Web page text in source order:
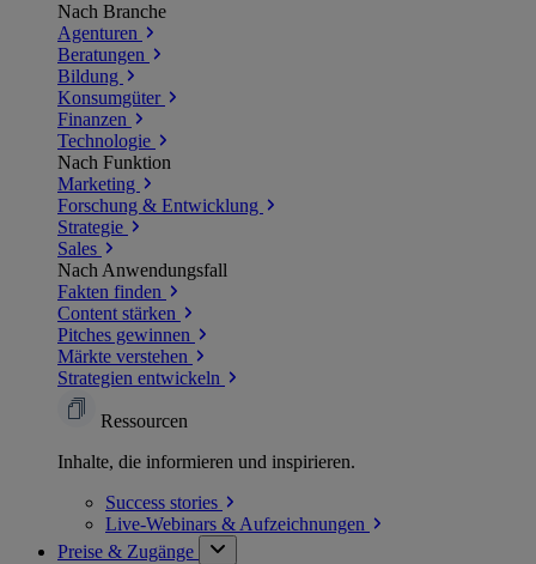
Nach Branche
Agenturen
Beratungen
Bildung
Konsumgüter
Finanzen
Technologie
Nach Funktion
Marketing
Forschung & Entwicklung
Strategie
Sales
Nach Anwendungsfall
Fakten finden
Content stärken
Pitches gewinnen
Märkte verstehen
Strategien entwickeln
Ressourcen
Inhalte, die informieren und inspirieren.
Success stories
Live-Webinars & Aufzeichnungen
Preise & Zugänge